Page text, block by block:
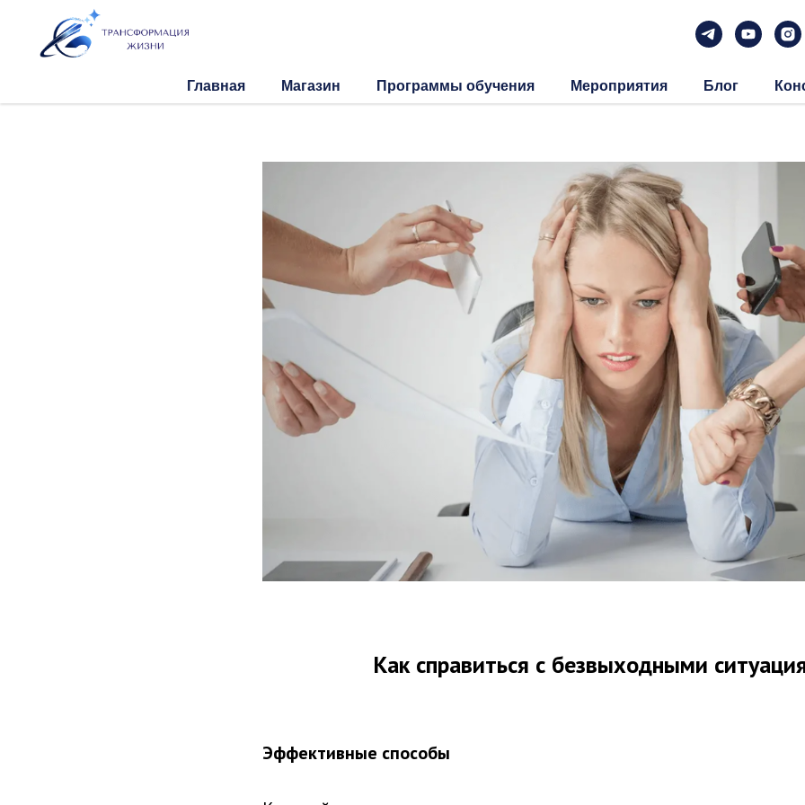
Главная Магазин Программы обучения Мероприятия Блог
Как справиться с безвыходными
Эффективные способы